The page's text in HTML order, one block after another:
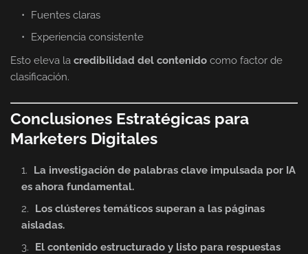
Fuentes claras
Experiencia consistente
Esto eleva la credibilidad del contenido como factor de
clasificación.
Conclusiones Estratégicas para
Marketers Digitales
La investigación de palabras clave impulsada por IA
es ahora fundamental.
Los clústeres temáticos superan a las páginas
aisladas.
El contenido estructurado y listo para respuestas